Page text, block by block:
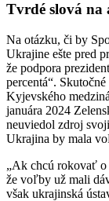
Tvrdé slová
Na otázku, či by
Ukrajine ešte pred
že podpora
percentá“.
Kyjevského
januára 2024
neuviedol zdroj
Ukrajina by mala
„Ak chcú rokovať
že voľby už mali
však ukrajinská